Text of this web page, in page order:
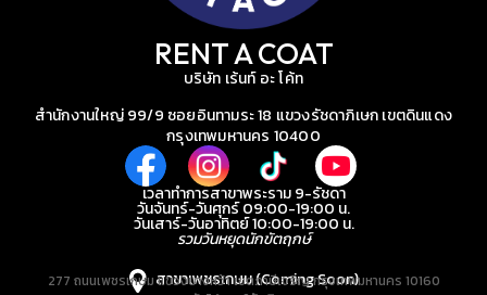
RENT A COAT
บริษัท เร้นท์ อะ โค้ท
สำนักงานใหญ่ 99/9 ซอยอินทามระ 18 แขวงรัชดาภิเษก เขตดินแดง
กรุงเทพมหานคร 10400
เวลาทำการสาขาพระราม 9-รัชดา
วันจันทร์-วันศุกร์ 09:00-19:00 น.
วันเสาร์-วันอาทิตย์ 10:00-19:00 น.
รวมวันหยุดนักขัตฤกษ์
สาขาเพชรเกษม (Coming Soon)
277 ถนนเพชรเกษม แขวงบางหว้า เขตภาษีเจริญ กรุงเทพมหานคร 10160